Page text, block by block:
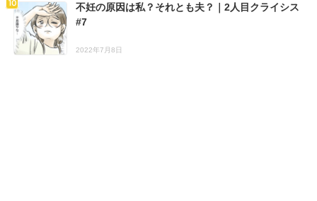
不妊の原因は私？それとも夫？｜2人目クライシス
#7
2022年7月8日